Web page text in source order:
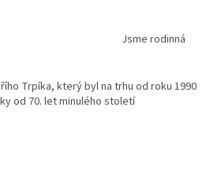
Jsme rodinná
Trpíka, který byl na trhu od roku 1990
od 70. let minulého století